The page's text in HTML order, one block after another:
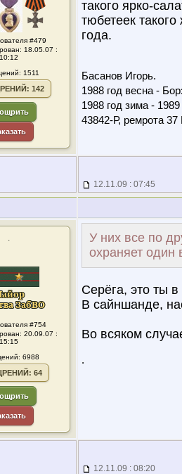
#479
18.05.07 :
10:12
1511
142
такого ярко-
тюбетеек
года.
Басанов Игорь.
1988 год весна -
1988 год зима -
43842-Р, ремрота
12.11.09 : 07:45
.
#754
20.09.07 :
15:15
6988
64
У них все по
охраняет один
Серёга, это ты
В сайншанде,
Во всяком
.
12.11.09 : 08:20